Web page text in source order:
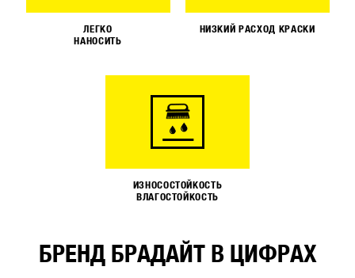
ЛЕГКО
НАНОСИТЬ
НИЗКИЙ РАСХОД КРАСКИ
ИЗНОСОСТОЙКОСТЬ
ВЛАГОСТОЙКОСТЬ
БРЕНД БРАДАЙТ В ЦИФРАХ